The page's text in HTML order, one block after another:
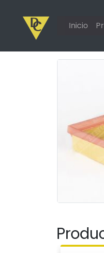
Inicio